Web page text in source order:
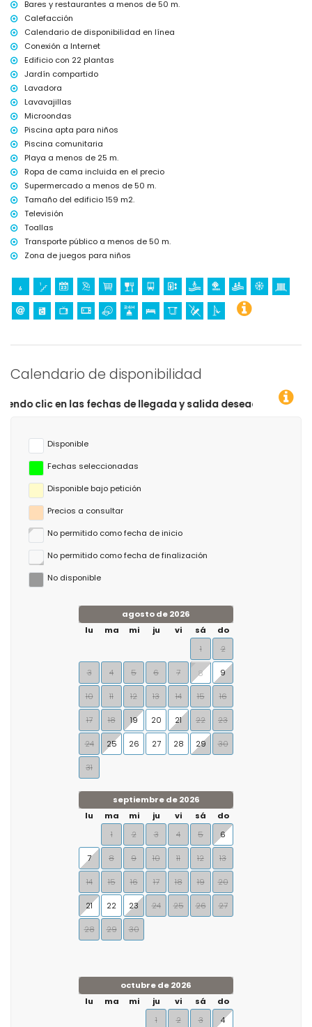
y parque acuático (Aqua Natura y Aqualandia) (a menos de 10
kilómetros de la casa)
Bares y restaurantes a menos de 50 m.
Calefacción
Calendario de disponibilidad en línea
Conexión a Internet
Edificio con 22 plantas
Jardín compartido
Lavadora
Lavavajillas
Microondas
Piscina apta para niños
Piscina comunitaria
Playa a menos de 25 m.
Ropa de cama incluida en el precio
Supermercado a menos de 50 m.
Tamaño del edificio 159 m2.
Televisión
Toallas
Transporte público a menos de 50 m.
Zona de juegos para niños
Calendario de disponibilidad
de llegada y salida deseadas!
Disponible
Fechas seleccionadas
Disponible bajo petición
Precios a consultar
No permitido como fecha de inicio
No permitido como fecha de finalización
No disponible
agosto de 2026
lu
ma mi ju vi sá
do
1
2
3 4 5 6 7 8 9
10 11 12 13 14 15 16
17 18 19 20 21 22 23
24 25 26 27 28 29 30
31
septiembre de 2026
lu
ma mi ju vi sá
do
1
2 3 4 5 6
7 8 9 10 11 12 13
14 15 16 17 18 19 20
21 22 23 24 25 26 27
28 29 30
octubre de 2026
lu
ma mi ju vi sá
do
1
2 3 4